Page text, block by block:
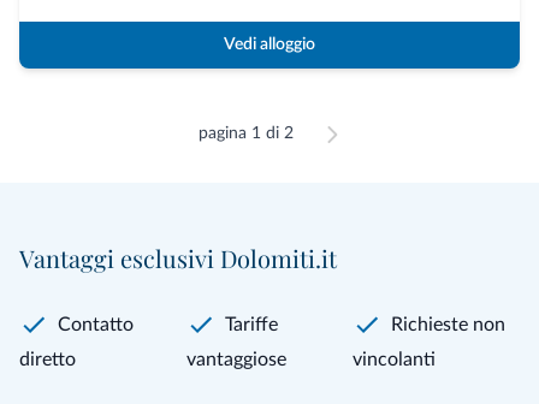
Vedi alloggio
pagina 1 di 2
Vantaggi esclusivi Dolomiti.it
Contatto
diretto
Tariffe
vantaggiose
Richieste non
vincolanti